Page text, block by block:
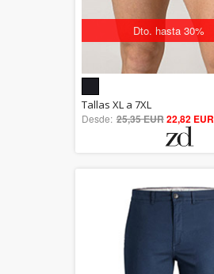
Dto. hasta 30%
5.00
out of 5
Tallas XL a 7XL
Desde: 25,35 EUR22,82 EUR